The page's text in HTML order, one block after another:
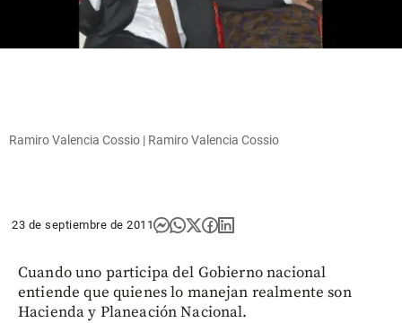
Ramiro Valencia Cossio | Ramiro Valencia Cossio
23 de septiembre de 2011
Cuando uno participa del Gobierno nacional
entiende que quienes lo manejan realmente son
Hacienda y Planeación Nacional.